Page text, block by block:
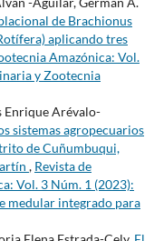
de Brachionus
aplicando tres
Amazónica: Vol.
y Zootecnia
Enrique Arévalo-
sistemas agropecuarios
de Cuñumbuqui,
, Revista de
Vol. 3 Núm. 1 (2023):
medular integrado para